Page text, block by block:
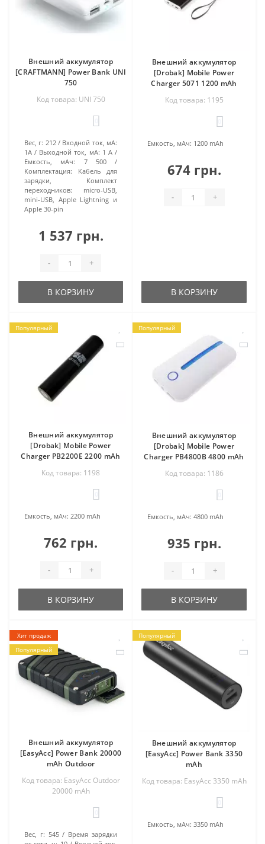
Внешний аккумулятор
[CRAFTMANN] Power Bank UNI
750
Код товара: UNI 750
Вес, г: 212
Входной ток, мА:
1A
Выходной ток, мА: 1 А
Емкость, мАч:
7 500
Комплектация:
Кабель для
зарядки, Комплект
переходников: micro-USB,
mini-USB, Apple Lightning и
Apple 30-pin
1 537 грн.
- +
В КОРЗИНУ
Внешний аккумулятор
[Drobak] Mobile Power
Charger 5071 1200 mAh
Код товара: 1195
Емкость, мАч: 1200 mAh
674 грн.
- +
В КОРЗИНУ
Популярный
Внешний аккумулятор
[Drobak] Mobile Power
Charger PB2200E 2200 mAh
Код товара: 1198
Емкость, мАч: 2200 mAh
762 грн.
- +
В КОРЗИНУ
Популярный
Внешний аккумулятор
[Drobak] Mobile Power
Charger PB4800B 4800 mAh
Код товара: 1186
Емкость, мАч: 4800 mAh
935 грн.
- +
В КОРЗИНУ
Хит продаж
Популярный
Внешний аккумулятор
[EasyAcc] Power Bank 20000
mAh Outdoor
Код товара: EasyAcc Outdoor
20000 mAh
Вес, г: 545
Время зарядки
Популярный
Внешний аккумулятор
[EasyAcc] Power Bank 3350
mAh
Код товара: EasyAcc 3350 mAh
Емкость, мАч: 3350 mAh